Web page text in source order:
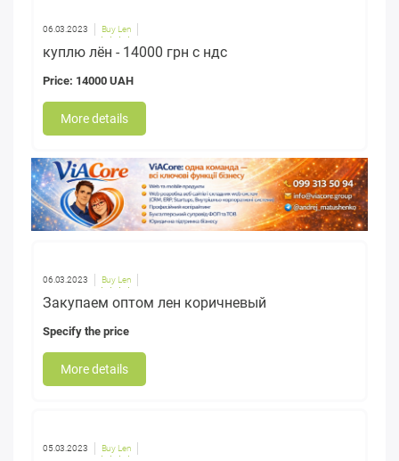
06.03.2023 Buy Len
куплю лён - 14000 грн с ндс
Price: 14000 UAH
More details
06.03.2023 Buy Len
Закупаем оптом лен коричневый
Specify the price
More details
05.03.2023 Buy Len